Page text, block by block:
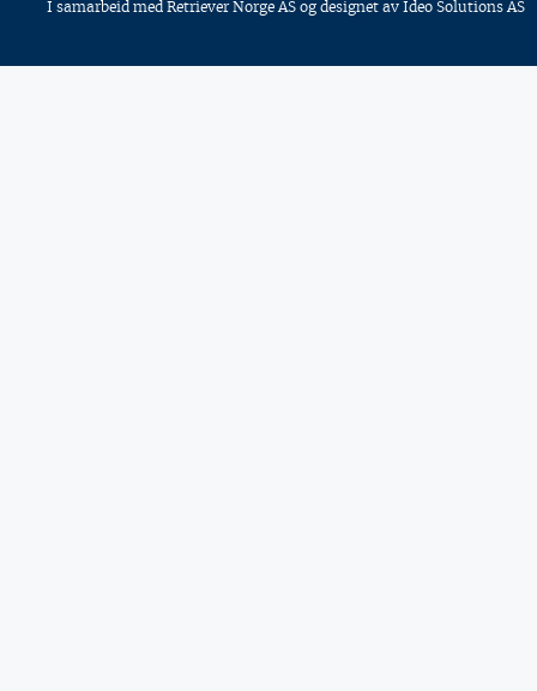
I samarbeid med Retriever Norge AS og designet av Ideo Solutions AS